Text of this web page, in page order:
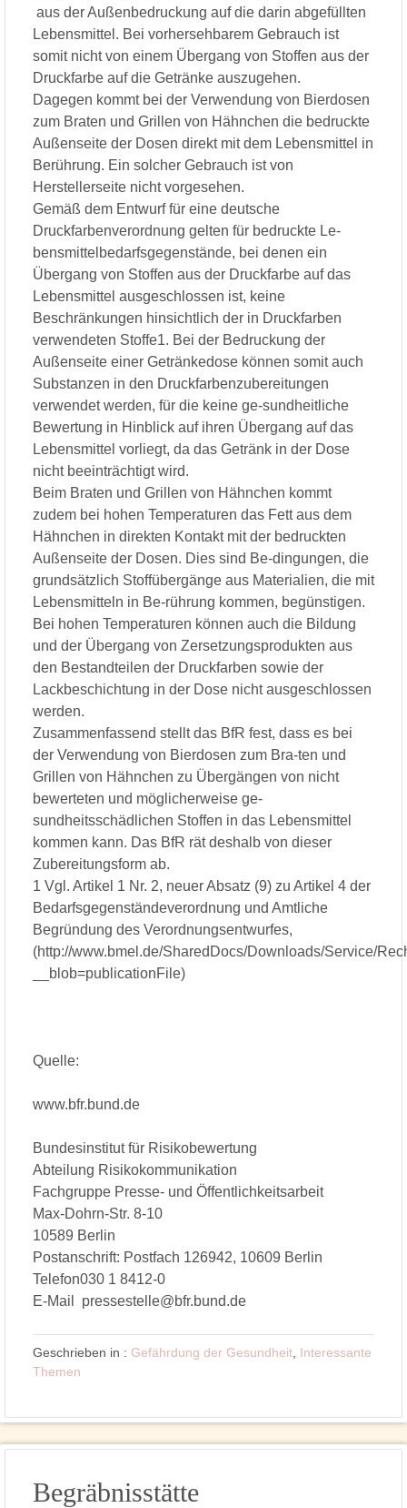
aus der Außenbedruckung auf die darin abgefüllten
Lebensmittel. Bei vorhersehbarem Gebrauch ist
somit nicht von einem Übergang von Stoffen aus der
Druckfarbe auf die Getränke auszugehen.
Dagegen kommt bei der Verwendung von Bierdosen
zum Braten und Grillen von Hähnchen die bedruckte
Außenseite der Dosen direkt mit dem Lebensmittel in
Berührung. Ein solcher Gebrauch ist von
Herstellerseite nicht vorgesehen.
Gemäß dem Entwurf für eine deutsche
Druckfarbenverordnung gelten für bedruckte Le-
bensmittelbedarfsgegenstände, bei denen ein
Übergang von Stoffen aus der Druckfarbe auf das
Lebensmittel ausgeschlossen ist, keine
Beschränkungen hinsichtlich der in Druckfarben
verwendeten Stoffe1. Bei der Bedruckung der
Außenseite einer Getränkedose können somit auch
Substanzen in den Druckfarbenzubereitungen
verwendet werden, für die keine ge-sundheitliche
Bewertung in Hinblick auf ihren Übergang auf das
Lebensmittel vorliegt, da das Getränk in der Dose
nicht beeinträchtigt wird.
Beim Braten und Grillen von Hähnchen kommt
zudem bei hohen Temperaturen das Fett aus dem
Hähnchen in direkten Kontakt mit der bedruckten
Außenseite der Dosen. Dies sind Be-dingungen, die
grundsätzlich Stoffübergänge aus Materialien, die mit
Lebensmitteln in Be-rührung kommen, begünstigen.
Bei hohen Temperaturen können auch die Bildung
und der Übergang von Zersetzungsprodukten aus
den Bestandteilen der Druckfarben sowie der
Lackbeschichtung in der Dose nicht ausgeschlossen
werden.
Zusammenfassend stellt das BfR fest, dass es bei
der Verwendung von Bierdosen zum Bra-ten und
Grillen von Hähnchen zu Übergängen von nicht
bewerteten und möglicherweise ge-
sundheitsschädlichen Stoffen in das Lebensmittel
kommen kann. Das BfR rät deshalb von dieser
Zubereitungsform ab.
1 Vgl. Artikel 1 Nr. 2, neuer Absatz (9) zu Artikel 4 der
Bedarfsgegenständeverordnung und Amtliche
Begründung des Verordnungsentwurfes,
(http://www.bmel.de/SharedDocs/Downloads/Service/
__blob=publicationFile)
Quelle:
www.bfr.bund.de
Bundesinstitut für Risikobewertung
Abteilung Risikokommunikation
Fachgruppe Presse- und Öffentlichkeitsarbeit
Max-Dohrn-Str. 8-10
10589 Berlin
Postanschrift: Postfach 126942, 10609 Berlin
Telefon030 1 8412-0
E-Mail pressestelle@bfr.bund.de
Geschrieben in : Gefährdung der Gesundheit Interessante
Themen
Begräbnisstätte